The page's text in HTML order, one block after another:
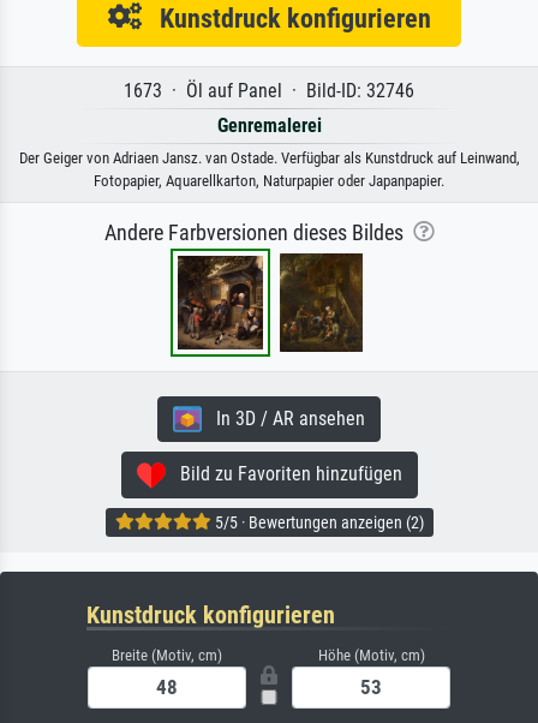
Kunstdruck konfigurieren
1673 · Öl auf Panel · Bild-ID: 32746
Genremalerei
Der Geiger von Adriaen Jansz. van Ostade. Verfügbar als Kunstdruck auf Leinwand,
Fotopapier, Aquarellkarton, Naturpapier oder Japanpapier.
Andere Farbversionen dieses Bildes
In 3D / AR ansehen
Bild zu Favoriten hinzufügen
5/5 · Bewertungen anzeigen (2)
Kunstdruck konfigurieren
Breite (Motiv, cm) Höhe (Motiv, cm)